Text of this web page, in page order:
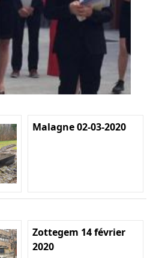
Malagne 02-03-2020
Zottegem 14 février
2020